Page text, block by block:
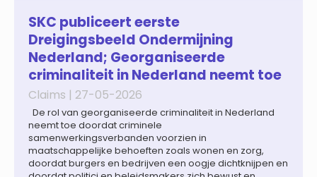
regelgeving relevant voor de life sciences sector en de […]
SKC publiceert eerste
Dreigingsbeeld Ondermijning
Nederland; Georganiseerde
criminaliteit in Nederland neemt toe
Claims | 27-05-2026
De rol van georganiseerde criminaliteit in Nederland
neemt toe doordat criminele
samenwerkingsverbanden voorzien in
maatschappelijke behoeften zoals wonen en zorg,
doordat burgers en bedrijven een oogje dichtknijpen en